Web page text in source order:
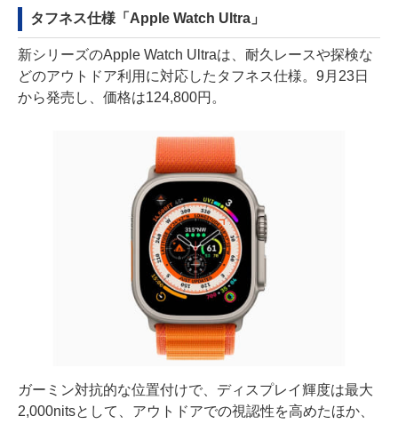
タフネス仕様「Apple Watch Ultra」
新シリーズのApple Watch Ultraは、耐久レースや探検な
どのアウトドア利用に対応したタフネス仕様。9月23日
から発売し、価格は124,800円。
ガーミン対抗的な位置付けで、ディスプレイ輝度は最大
2,000nitsとして、アウトドアでの視認性を高めたほか、